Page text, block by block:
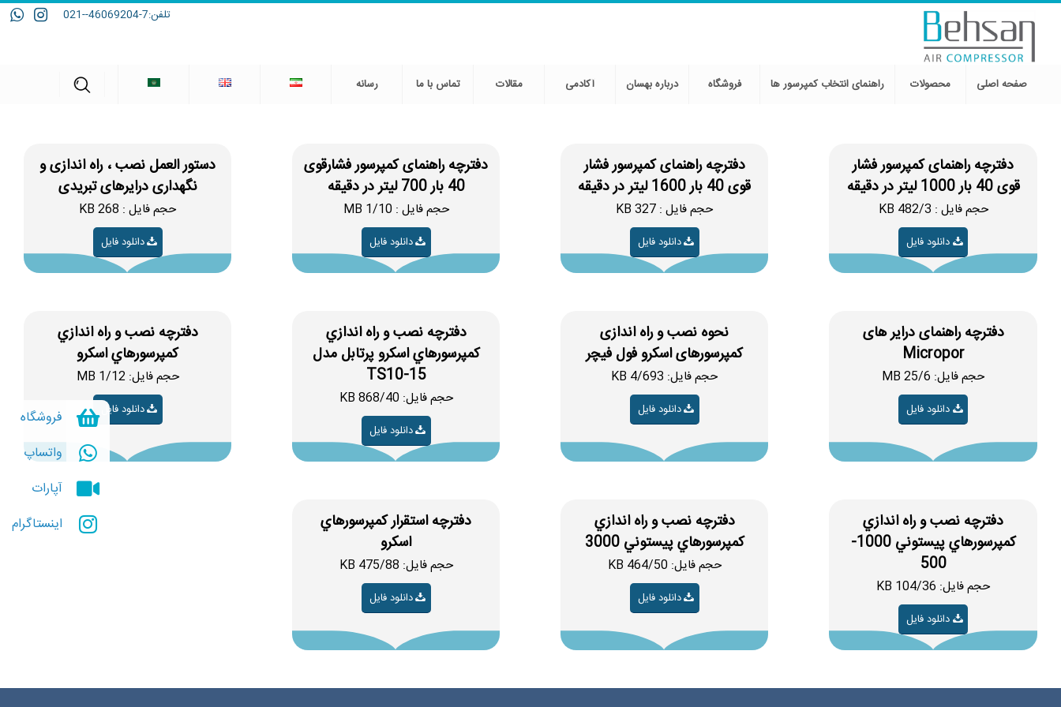
تلفن:7-46069204--021
صفحه اصلی محصولات راهنمای انتخاب کمپرسور ها فروشگاه درباره بهسان آکادمی مقالات تماس با ما رسانه
دفترچه راهنمای کمپرسور فشار
قوی 40 بار 1000 لیتر در دقیقه
حجم فایل : 482/3 KB
دانلود فایل
دفترچه راهنمای کمپرسور فشار
قوی 40 بار 1600 لیتر در دقیقه
حجم فایل : 327 KB
دانلود فایل
دفترچه راهنمای کمپرسور فشارقوی
40 بار 700 لیتر در دقیقه
حجم فایل : 1/10 MB
دانلود فایل
دستور العمل نصب ، راه اندازی و
نگهداری درایرهای تبریدی
حجم فایل : 268 KB
دانلود فایل
دفترچه راهنمای درایر های
Micropor
حجم فایل: 25/6 MB
دانلود فایل
نحوه نصب و راه اندازی
کمپرسورهای اسکرو فول فیچر
حجم فایل: 4/693 KB
دانلود فایل
دفترچه نصب و راه اندازي
کمپرسورهاي اسکرو پرتابل مدل
TS10-15
حجم فایل: 868/40 KB
دانلود فایل
دفترچه نصب و راه اندازي
کمپرسورهاي اسکرو
حجم فایل: 1/12 MB
دانلود فایل
دفترچه نصب و راه اندازي
کمپرسورهاي پيستوني 1000-
500
حجم فایل: 104/36 KB
دانلود فایل
دفترچه نصب و راه اندازي
کمپرسورهاي پيستوني 3000
حجم فایل: 464/50 KB
دانلود فایل
دفترچه استقرار کمپرسورهاي
اسکرو
حجم فایل: 475/88 KB
دانلود فایل
فروشگاه
واتساپ
آپارات
اینستاگرام